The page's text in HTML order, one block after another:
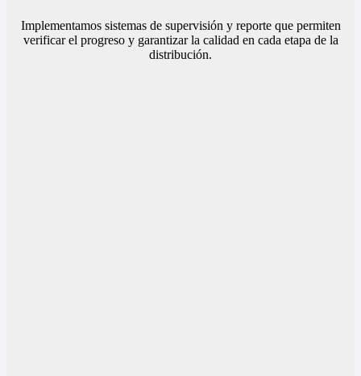
Implementamos sistemas de supervisión y reporte que permiten
verificar el progreso y garantizar la calidad en cada etapa de la
distribución.